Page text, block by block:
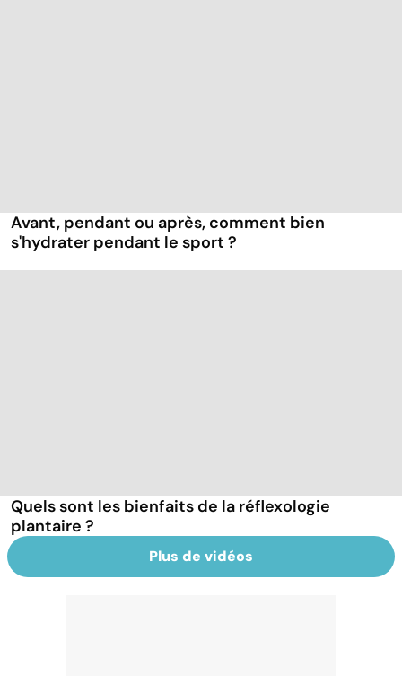
Avant, pendant ou après, comment bien
s'hydrater pendant le sport ?
Quels sont les bienfaits de la réflexologie
plantaire ?
Plus de vidéos